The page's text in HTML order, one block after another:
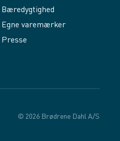
Bæredygtighed
Egne varemærker
Presse
© 2026 Brødrene Dahl A/S